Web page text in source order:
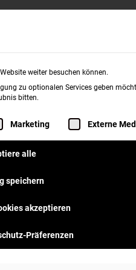
weiter besuchen können.
zu optionalen Services geben
bitten.
Gruppen, für
Marketing Externe
alle
speichern
akzeptieren
Präferenzen